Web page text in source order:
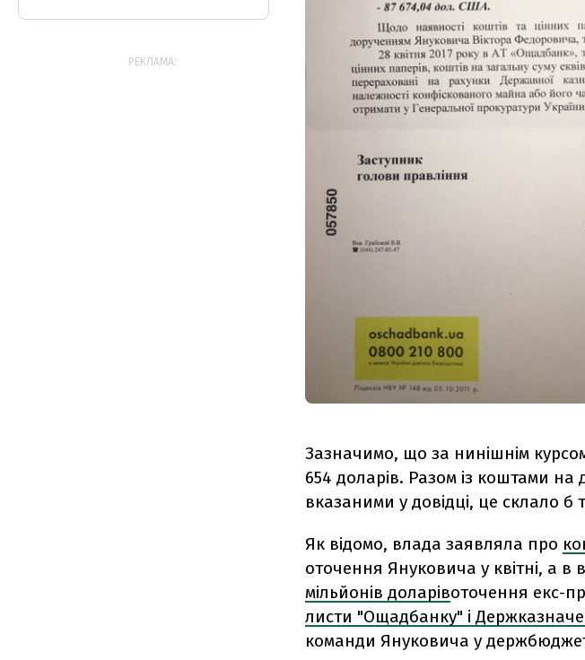
Зазначимо, що за нинішнім
654 доларів. Разом із коштами
вказаними у довідці, це склало б
Як відомо, влада заявляла про
оточення Януковича у квітні, а в
мільйонів доларівоточення екс-
листи "Ощадбанку" і
команди Януковича у
РЕКЛАМА: